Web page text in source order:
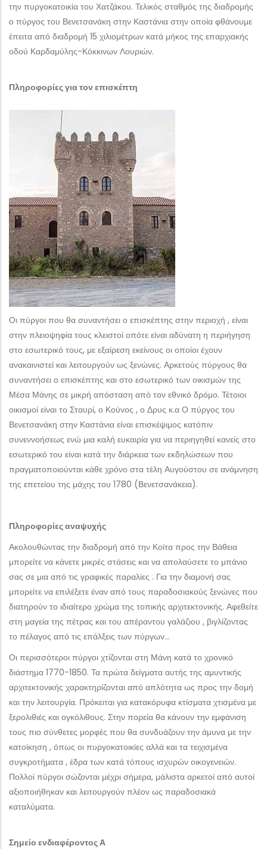
την πυργοκατοικία του Χατζάκου. Τελικός σταθμός της διαδρομής
ο πύργος του Βενετσανάκη στην Καστάνια στην οποία φθάνουμε
έπειτα από διαδρομή 15 χιλιομέτρων κατά μήκος της επαρχιακής
οδού Καρδαμύλης-Κόκκινων Λουριών.
Πληροφορίες για τον επισκέπτη
Οι πύργοι που θα συναντήσει ο επισκέπτης στην περιοχή , είναι
στην πλειοψηφία τους κλειστοί οπότε είναι αδύνατη η περιήγηση
στο εσωτερικό τους, με εξαίρεση εκείνους οι οποίοι έχουν
ανακαινιστεί και λειτουργούν ως ξενώνες. Αρκετούς πύργους θα
συναντήσει ο επισκέπτης και στο εσωτερικό των οικισμών της
Μέσα Μάνης σε μικρή απόσταση από τον εθνικό δρόμο. Τέτοιοι
οικισμοί είναι το Σταυρί, ο Κούνος , ο Δρυς κ.α Ο πύργος του
Βενετσανάκη στην Καστάνια είναι επισκέψιμος κατόπιν
συνεννοήσεως ενώ μια καλή ευκαιρία για να περιηγηθεί κανείς στο
εσωτερικό του είναι κατά την διάρκεια των εκδηλώσεων που
πραγματοποιούνται κάθε χρόνο στα τέλη Αυγούστου σε ανάμνηση
της επετείου της μάχης του 1780 (Βενετσανάκεια).
Πληροφορίες αναψυχής
Ακολουθώντας την διαδρομή από την Κοίτα προς την Βάθεια
μπορείτε να κάνετε μικρές στάσεις και να απολαύσετε το μπάνιο
σας σε μια από τις γραφικές παραλίες . Για την διαμονή σας
μπορείτε να επιλέξετε έναν από τους παραδοσιακούς ξενώνες που
διατηρούν το ιδιαίτερο χρώμα της τοπικής αρχιτεκτονικής. Αφεθείτε
στη μαγεία της πέτρας και του απέραντου γαλάζιου , βιγλίζοντας
το πέλαγος από τις επάλξεις των πύργων…
Οι περισσότεροι πύργοι χτίζονται στη Μάνη κατά το χρονικό
διάστημα 1770-1850. Τα πρώτα δείγματα αυτής της αμυντικής
αρχιτεκτονικής χαρακτηρίζονται από απλότητα ως προς την δομή
και την λειτουργία. Πρόκειται για κατακόρυφα κτίσματα χτισμένα με
ξερολιθιές και ογκόλιθους. Στην πορεία θα κάνουν την εμφάνιση
τους πιο σύνθετες μορφές που θα συνδυάζουν την άμυνα με την
κατοίκηση , όπως οι πυργοκατοικίες αλλά και τα τειχισμένα
συγκροτήματα , έδρα των κατά τόπους ισχυρών οικογενειών.
Πολλοί πύργοι σώζονται μέχρι σήμερα, μάλιστα αρκετοί από αυτοί
αξιοποιήθηκαν και λειτουργούν πλέον ως παραδοσιακά
καταλύματα.
Σημείο ενδιαφέροντος Α